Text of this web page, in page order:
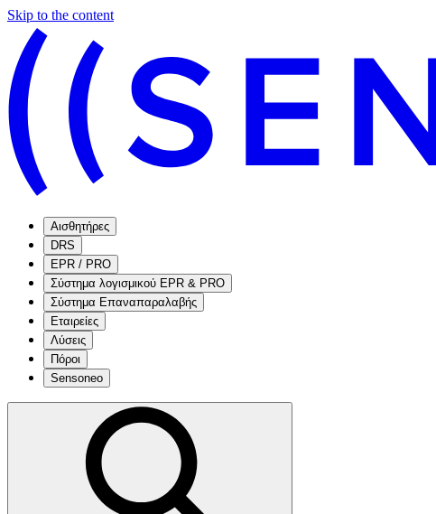
Skip to the content
Αισθητήρες
DRS
EPR / PRO
Σύστημα λογισμικού EPR & PRO
Σύστημα Επαναπαραλαβής
Εταιρείες
Λύσεις
Πόροι
Sensoneo